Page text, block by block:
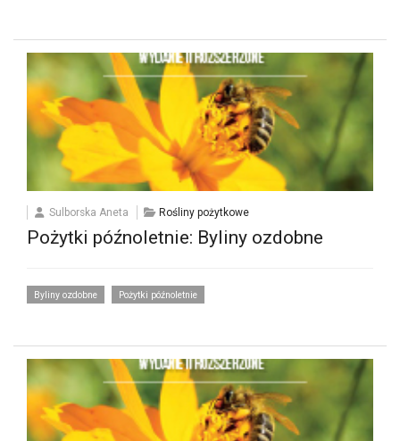
Sulborska Aneta Rośliny pożytkowe
Pożytki późnoletnie: Byliny ozdobne
Byliny ozdobne Pożytki późnoletnie